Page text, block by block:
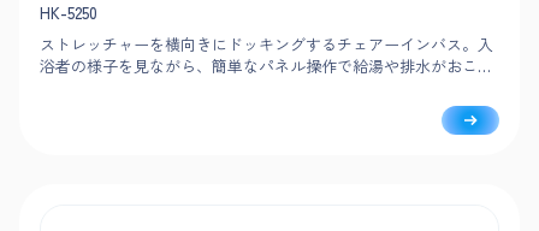
HK-5250
ストレッチャーを横向きにドッキングするチェアーインバス。入
浴者の様子を見ながら、簡単なパネル操作で給湯や排水がおこな